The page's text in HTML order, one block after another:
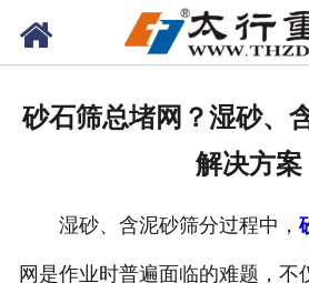
砂石筛总堵网？湿砂、
解决方案
湿砂、含泥砂筛分过程中，
网是作业时普遍面临的难题，不